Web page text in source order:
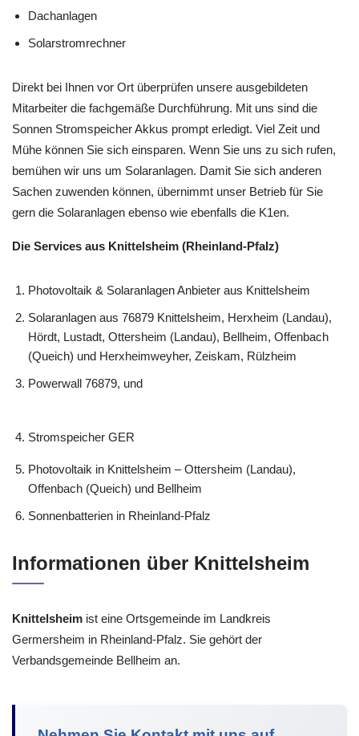
Dachanlagen
Solarstromrechner
Direkt bei Ihnen vor Ort überprüfen unsere ausgebildeten
Mitarbeiter die fachgemäße Durchführung. Mit uns sind die
Sonnen Stromspeicher Akkus prompt erledigt. Viel Zeit und
Mühe können Sie sich einsparen. Wenn Sie uns zu sich rufen,
bemühen wir uns um Solaranlagen. Damit Sie sich anderen
Sachen zuwenden können, übernimmt unser Betrieb für Sie
gern die Solaranlagen ebenso wie ebenfalls die K1en.
Die Services aus Knittelsheim (Rheinland-Pfalz)
Photovoltaik & Solaranlagen Anbieter aus Knittelsheim
Solaranlagen aus 76879 Knittelsheim, Herxheim (Landau),
Hördt, Lustadt, Ottersheim (Landau), Bellheim, Offenbach
(Queich) und Herxheimweyher, Zeiskam, Rülzheim
Powerwall 76879, und
Stromspeicher GER
Photovoltaik in Knittelsheim – Ottersheim (Landau),
Offenbach (Queich) und Bellheim
Sonnenbatterien in Rheinland-Pfalz
Informationen über Knittelsheim
Knittelsheim ist eine Ortsgemeinde im Landkreis
Germersheim in Rheinland-Pfalz. Sie gehört der
Verbandsgemeinde Bellheim an.